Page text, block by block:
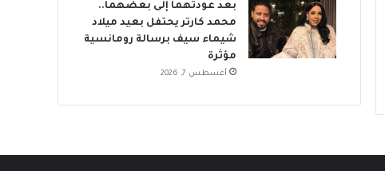
بعد عودتهما إلى بعضهما..
محمد كارتر يحتفل بعيد ميلاد
شيماء سيف برسالة رومانسية
مؤثرة
أغسطس 7, 2026